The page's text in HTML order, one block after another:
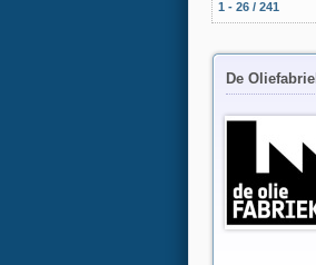
1 - 26 / 241
De